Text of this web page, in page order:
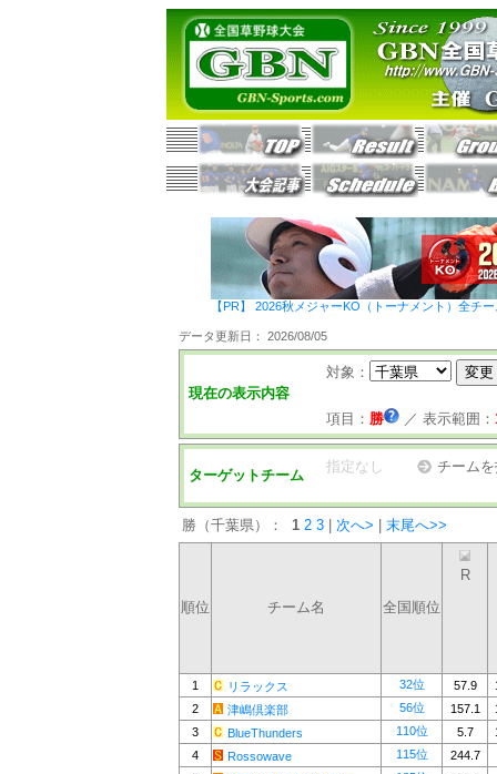
【PR】 2026秋メジャーKO（トーナメント）全チ
データ更新日： 2026/08/05
現在の表示内容
対象：
項目： 勝 ／ 表示範囲：
ターゲットチーム
指定なし チーム
勝（千葉県）： 1 2 3 次へ> 末尾へ>>
順位 チーム名 全国順位
R
1 リラックス 32位 57.9
2
津嶋倶楽部 56位 157.1
3
BlueThunders 110位 5.7
4
Rossowave 115位
244.7